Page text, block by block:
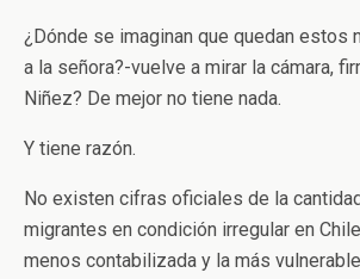
¿Dónde se imaginan que quedan estos
a la señora?-vuelve a mirar la cámara,
Niñez? De mejor no tiene nada.
Y tiene razón.
No existen cifras oficiales de la
migrantes en condición irregular en
menos contabilizada y la más